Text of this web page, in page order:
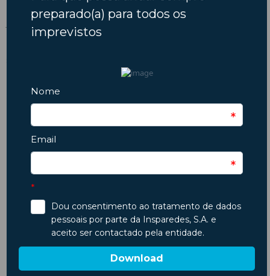
Os veículos fabricados após julho de 2022 na União Europeia
já devem incluir o sistema ISA de origem.
obrigatória há vários anos, por questões de segurança e